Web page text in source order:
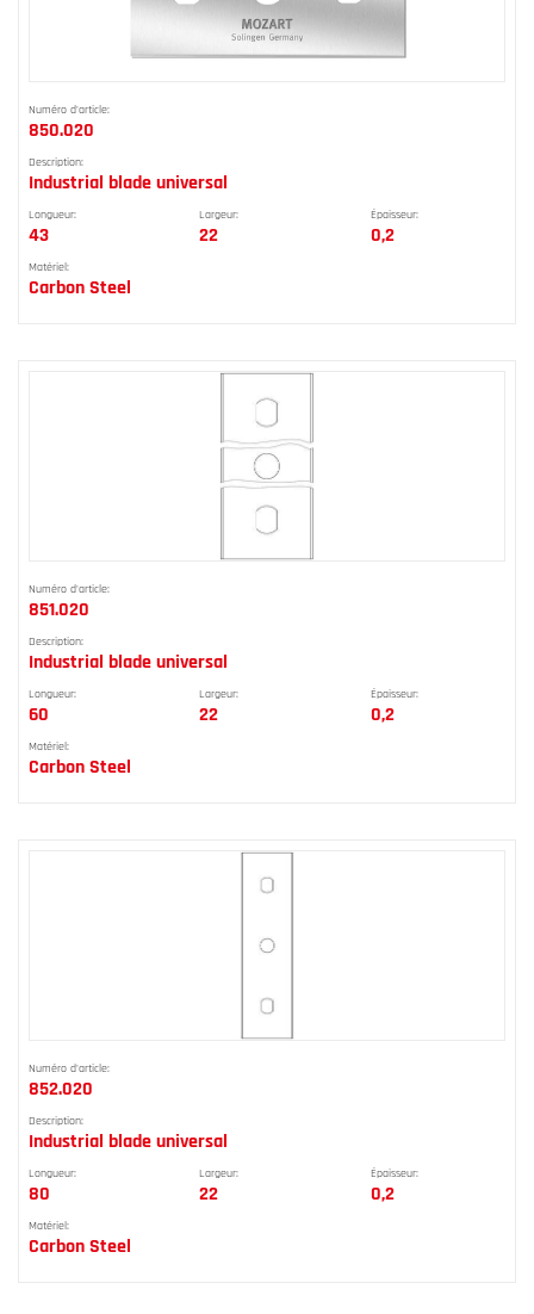
Numéro d'article:
850.020
Description:
Industrial blade universal
Longueur:
43
Largeur:
22
Épaisseur:
0,2
Matériel:
Carbon Steel
Numéro d'article:
851.020
Description:
Industrial blade universal
Longueur:
60
Largeur:
22
Épaisseur:
0,2
Matériel:
Carbon Steel
Numéro d'article:
852.020
Description:
Industrial blade universal
Longueur:
80
Largeur:
22
Épaisseur:
0,2
Matériel:
Carbon Steel